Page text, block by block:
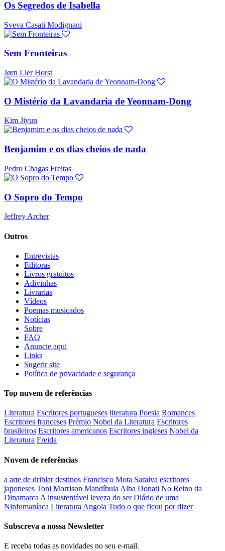
Os Segredos de Isabella
Sveva Casati Modignani
Sem Fronteiras
Jørn Lier Horst
O Mistério da Lavandaria de Yeonnam-Dong
Kim Jiyun
Benjamim e os dias cheios de nada
Pedro Chagas Freitas
O Sopro do Tempo
Jeffrey Archer
Outros
Entrevistas
Editoras
Livros gratuitos
Adivinhas
Livrarias
Vídeos
Poemas musicados
Notícias
Sobre
FAQ
Anuncie aqui
Links
Sugerir site
Política de privacidade e segurança
Top nuvem de referências
Literatura Escritores portugueses literatura Poesia Romances
Escritores franceses Prémio Nobel da Literatura Escritores
brasileiros Escritores americanos Escritores ingleses Nobel da
Literatura Freida
Nuvem de referências
a arte de driblar destinos Francisco Mota Saraiva escritores
japoneses Toni Morrison Mandíbula Alba Donati No Reino da
Dinamarca A insustentável leveza do ser Diário de uma
Ninfomaníaca Literatura Angola Tudo o que ficou por dizer
Subscreva a nossa Newsletter
E receba todas as novidades no seu e-mail.